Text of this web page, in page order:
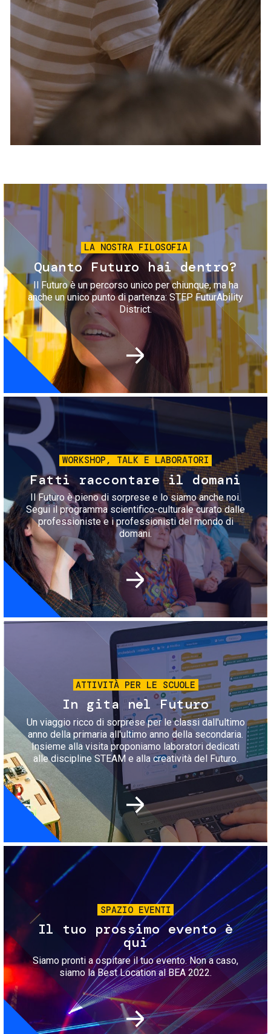
Servizi e accessibilità
Contatti
FAQ
Biglietti
Immagine
LA NOSTRA FILOSOFIA
Quanto Futuro hai dentro?
Il Futuro è un percorso unico per chiunque, ma ha
anche un unico punto di partenza: STEP FuturAbility
District.
Immagine
WORKSHOP, TALK E LABORATORI
Fatti raccontare il domani
Il Futuro è pieno di sorprese e lo siamo anche noi.
Segui il programma scientifico-culturale curato dalle
professioniste e i professionisti del mondo di
domani.
Immagine
ATTIVITÀ PER LE SCUOLE
In gita nel Futuro
Un viaggio ricco di sorprese per le classi dall'ultimo
anno della primaria all'ultimo anno della secondaria.
Insieme alla visita proponiamo laboratori dedicati
alle discipline STEAM e alla creatività del Futuro.
Immagine
SPAZIO EVENTI
Il tuo prossimo evento è
qui
Siamo pronti a ospitare il tuo evento. Non a caso,
siamo la Best Location al BEA 2022.